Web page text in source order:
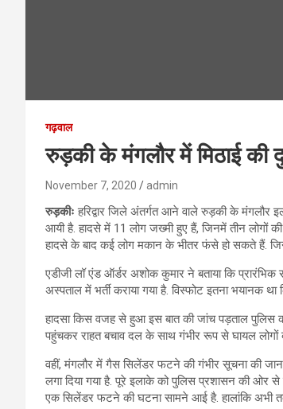
गढ़वाल
रुड़की के मंगलौर में मिठाई
November 7, 2020 admin
रुड़कीः हरिद्वार जिले अंतर्गत आने वाले रुड़की के मंगलौर
आयी है. हादसे में 11 लोग जख्मी हुए हैं, जिनमें तीन लोगों
हादसे के बाद कई लोग मकान के भीतर फंसे हो सकते हैं.
एडीजी लॉ एंड ऑर्डर अशोक कुमार ने बताया कि
अस्पताल में भर्ती कराया गया है. विस्फोट इतना भयानक
हादसा किस वजह से हुआ इस बात की जांच पड़ताल पुलिस की
पहुंचकर राहत बचाव दल के साथ गंभीर रूप से घायल
वहीं, मंगलौर में गैस सिलेंडर फटने की गंभीर सूचना की
लगा दिया गया है. पूरे इलाके को पुलिस प्रशासन की ओर से
एक सिलेंडर फटने की घटना सामने आई है. हालांकि अभी